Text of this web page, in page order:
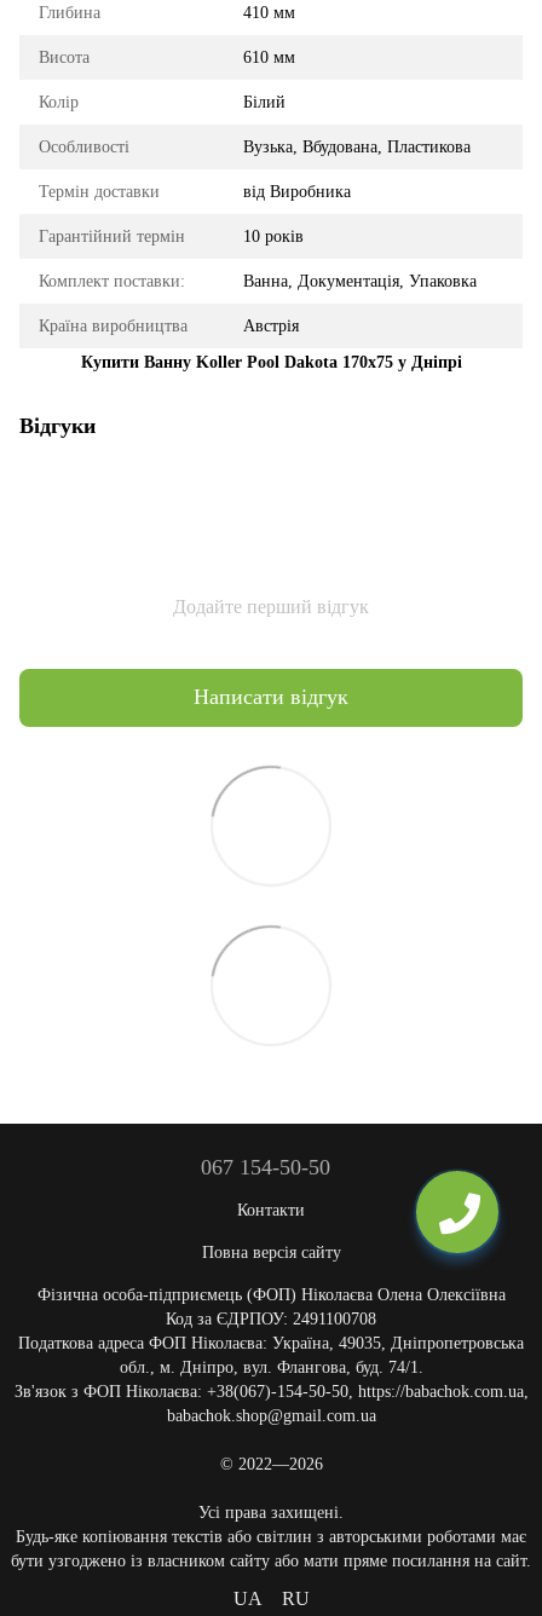
Глибина 410 мм
Висота 610 мм
Колір Білий
Особливості Вузька, Вбудована, Пластикова
Термін доставки від Виробника
Гарантійний термін 10 років
Комплект поставки: Ванна, Документація, Упаковка
Країна виробництва
Австрія
Купити Ванну Koller Pool Dakota 170x75 у Дніпрі
Відгуки
Додайте перший відгук
Написати відгук
067 154-50-50
Контакти
Повна версія сайту
Фізична особа-підприємець (ФОП) Ніколаєва Олена Олексіївна
Код за ЄДРПОУ: 2491100708
Податкова адреса ФОП Ніколаєва: Україна, 49035, Дніпропетровська
обл., м. Дніпро, вул. Флангова, буд. 74/1.
Зв'язок з ФОП Ніколаєва: +38(067)-154-50-50, https://babachok.com.ua,
babachok.shop@gmail.com.ua
© 2022—2026
Усі права захищені.
Будь-яке копіювання текстів або світлин з авторськими роботами має
бути узгоджено із власником сайту або мати пряме посилання на сайт.
UA RU